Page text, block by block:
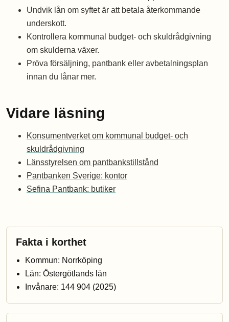
Undvik lån om syftet är att betala återkommande
underskott.
Kontrollera kommunal budget- och skuldrådgivning
om skulderna växer.
Pröva försäljning, pantbank eller avbetalningsplan
innan du lånar mer.
Vidare läsning
Konsumentverket om kommunal budget- och
skuldrådgivning
Länsstyrelsen om pantbankstillstånd
Pantbanken Sverige: kontor
Sefina Pantbank: butiker
Fakta i korthet
Kommun: Norrköping
Län: Östergötlands län
Invånare: 144 904 (2025)